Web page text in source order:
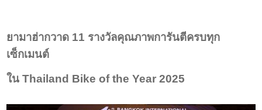
ยามาฮ่ากวาด 11 รางวัลคุณภาพการันตีครบทุก
เซ็กเมนต์
ใน Thailand Bike of the Year 2025